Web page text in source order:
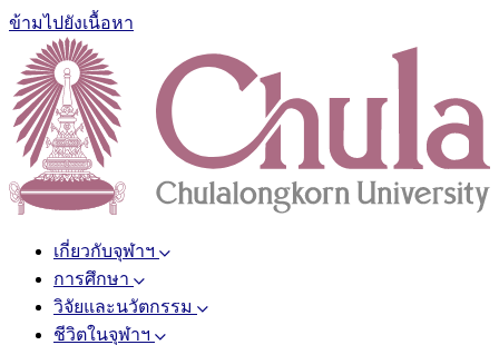
ข้ามไปยังเนื้อหา
เกี่ยวกับจุฬาฯ
การศึกษา
วิจัยและนวัตกรรม
ชีวิตในจุฬาฯ